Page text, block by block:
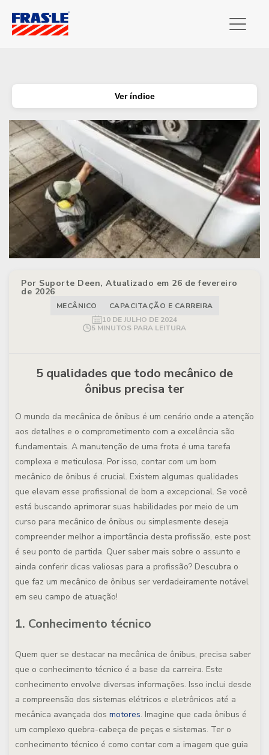
Ver índice
Por Suporte Deen, Atualizado em 26 de fevereiro
de 2026
MECÂNICO
CAPACITAÇÃO E CARREIRA
10 DE JULHO DE 2024
5 MINUTOS PARA LEITURA
5 qualidades que todo mecânico de
ônibus precisa ter
O mundo da mecânica de ônibus é um cenário onde a atenção
aos detalhes e o comprometimento com a excelência são
fundamentais. A manutenção de uma frota é uma tarefa
complexa e meticulosa. Por isso, contar com um bom
mecânico de ônibus é crucial. Existem algumas qualidades
que elevam esse profissional de bom a excepcional. Se você
está buscando aprimorar suas habilidades por meio de um
curso para mecânico de ônibus ou simplesmente deseja
compreender melhor a importância desta profissão, este post
é seu ponto de partida. Quer saber mais sobre o assunto e
ainda conferir dicas valiosas para a profissão? Descubra o
que faz um mecânico de ônibus ser verdadeiramente notável
em seu campo de atuação!
1. Conhecimento técnico
Quem quer se destacar na mecânica de ônibus, precisa saber
que o conhecimento técnico é a base da carreira. Este
conhecimento envolve diversas informações. Isso inclui desde
a compreensão dos sistemas elétricos e eletrônicos até a
mecânica avançada dos motores. Imagine que cada ônibus é
um complexo quebra-cabeça de peças e sistemas. Ter o
conhecimento técnico é como contar com a imagem que guia